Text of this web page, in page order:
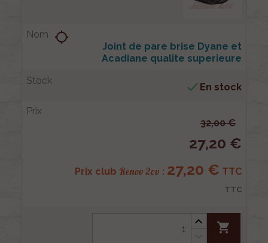
Joint de pare brise Dyane et
Acadiane qualite superieure
location_searching
 En stock
32,00 €
27,20 €
Prix club Renov 2cv : 27,20 € TTC
TTC
shopping_cart